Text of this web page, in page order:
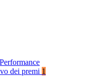
dei premi 1